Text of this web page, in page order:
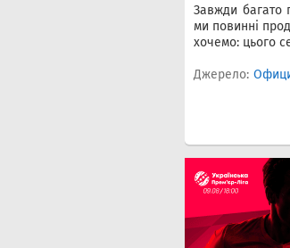
Завжди багато
ми повинні
хочемо: цього
Джерело: